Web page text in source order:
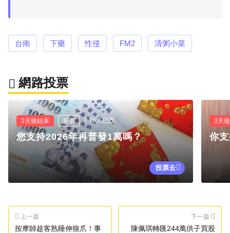
台南 下藥 性侵 FM2 清粥小菜
網路投票
2天後結束 單選 2.7K人已投
您支持2026年再普發1萬嗎？
投票去
3天
你
上一篇
按摩師趁客熟睡伸狼爪！事
下一篇
陳佩琪轉匯244萬供子買股